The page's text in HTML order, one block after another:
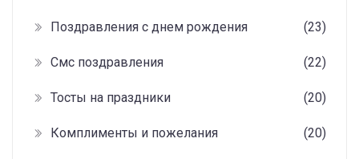
Поздравления с днем рождения (23)
Смс поздравления (22)
Тосты на праздники (20)
Комплименты и пожелания (20)